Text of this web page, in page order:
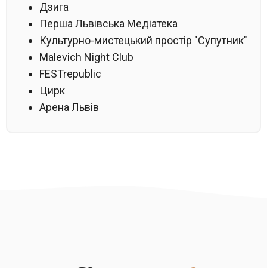
Дзига
Перша Львівська Медіатека
Культурно-мистецький простір "Супутник"
Malevich Night Club
FESTrepublic
Цирк
Арена Львів